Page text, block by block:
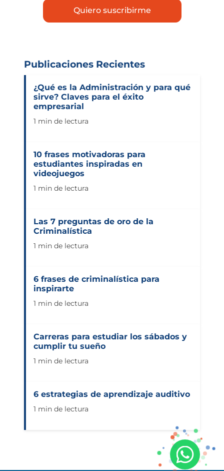
Publicaciones Recientes
¿Qué es la Administración y para qué
sirve? Claves para el éxito
empresarial
1 min de lectura
10 frases motivadoras para
estudiantes inspiradas en
videojuegos
1 min de lectura
Las 7 preguntas de oro de la
Criminalística
1 min de lectura
6 frases de criminalística para
inspirarte
1 min de lectura
Carreras para estudiar los sábados y
cumplir tu sueño
1 min de lectura
6 estrategias de aprendizaje auditivo
1 min de lectura